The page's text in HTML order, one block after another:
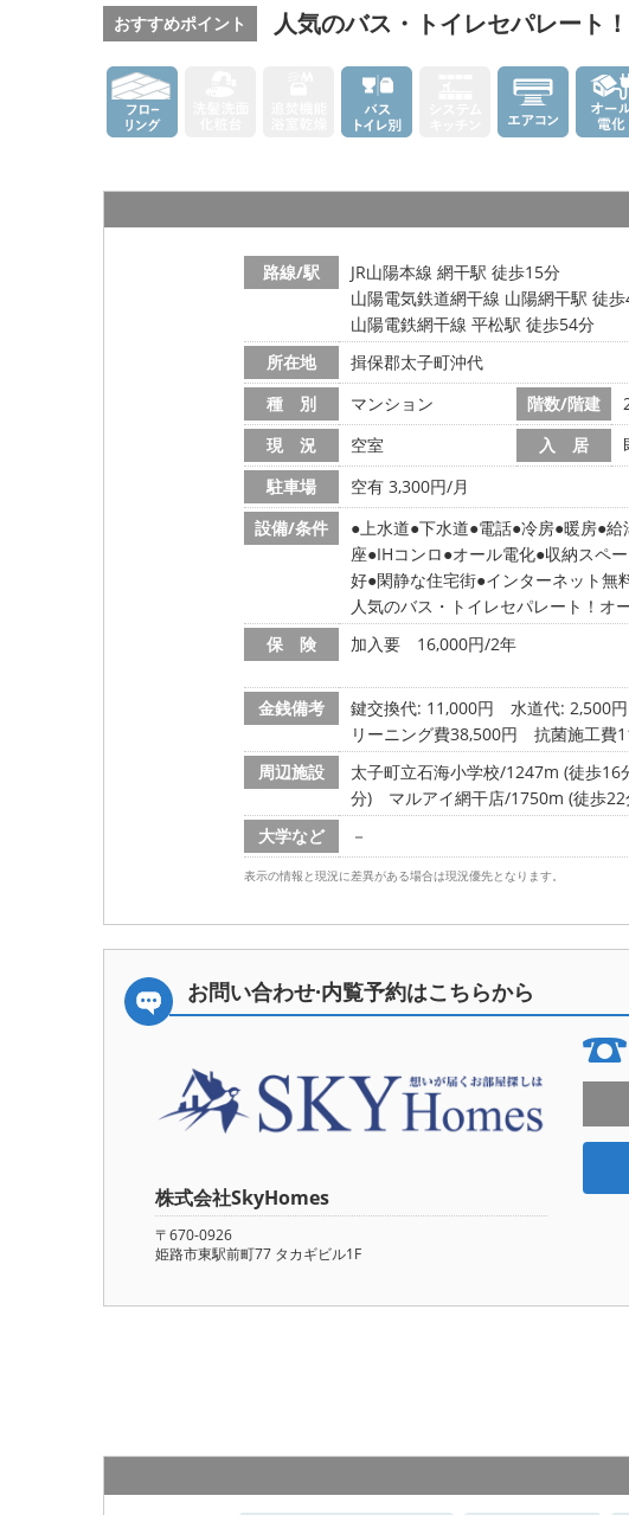
おすすめポイント 人気のバス・トイレセパレート
路線/駅
JR山陽本線 網干駅 徒歩15分
山陽電気鉄道網干線 山陽網干駅 徒
山陽電鉄網干線 平松駅 徒歩54分
所在地
揖保郡太子町沖代
種 別
マンション 階数/階建
現 況
空室 入 居
駐車場
空有 3,300円/月
設備/条件
上水道 下水道 電話 冷房 暖房 給
座 IHコンロ オール電化 収納スペ
好 閑静な住宅街 インターネット無
人気のバス・トイレセパレート！
保 険
加入要 16,000円/2年
金銭備考
鍵交換代: 11,000円 水道代: 2,500円
リーニング費38,500円 抗菌施工費
周辺施設
太子町立石海小学校/1247m (徒歩16
分)
マルアイ網干店/1750m (徒歩22
大学など
－
表示の情報と現況に差異がある場合は現況優先となります。
お問い合わせ·内覧予約はこちらから
株式会社SkyHomes
〒670-0926
姫路市東駅前町77 タカギビル1F